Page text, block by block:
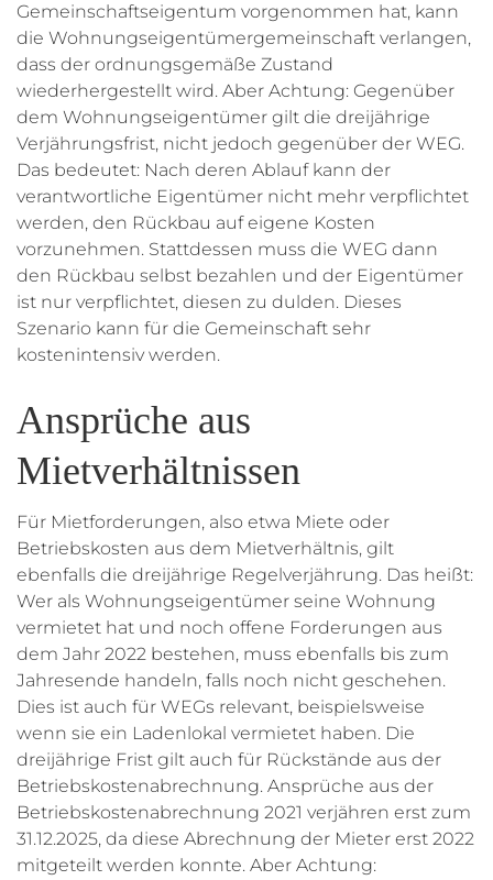
Gemeinschaftseigentum vorgenommen hat, kann
die Wohnungseigentümergemeinschaft verlangen,
dass der ordnungsgemäße Zustand
wiederhergestellt wird. Aber Achtung: Gegenüber
dem Wohnungseigentümer gilt die dreijährige
Verjährungsfrist, nicht jedoch gegenüber der WEG.
Das bedeutet: Nach deren Ablauf kann der
verantwortliche Eigentümer nicht mehr verpflichtet
werden, den Rückbau auf eigene Kosten
vorzunehmen. Stattdessen muss die WEG dann
den Rückbau selbst bezahlen und der Eigentümer
ist nur verpflichtet, diesen zu dulden. Dieses
Szenario kann für die Gemeinschaft sehr
kostenintensiv werden.
Ansprüche aus
Mietverhältnissen
Für Mietforderungen, also etwa Miete oder
Betriebskosten aus dem Mietverhältnis, gilt
ebenfalls die dreijährige Regelverjährung. Das heißt:
Wer als Wohnungseigentümer seine Wohnung
vermietet hat und noch offene Forderungen aus
dem Jahr 2022 bestehen, muss ebenfalls bis zum
Jahresende handeln, falls noch nicht geschehen.
Dies ist auch für WEGs relevant, beispielsweise
wenn sie ein Ladenlokal vermietet haben. Die
dreijährige Frist gilt auch für Rückstände aus der
Betriebskostenabrechnung. Ansprüche aus der
Betriebskostenabrechnung 2021 verjähren erst zum
31.12.2025, da diese Abrechnung der Mieter erst 2022
mitgeteilt werden konnte. Aber Achtung: